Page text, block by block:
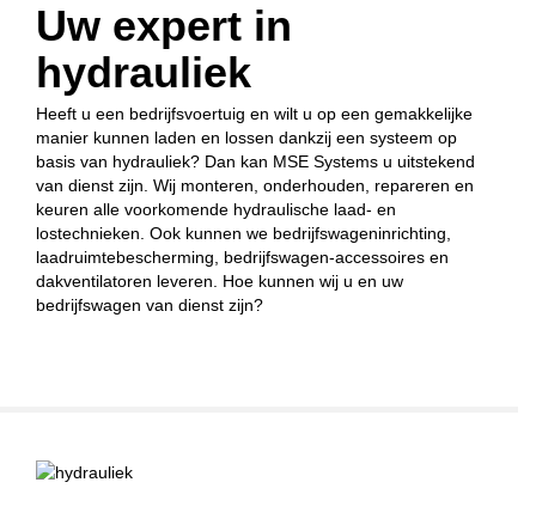
Uw expert in
hydrauliek
Heeft u een bedrijfsvoertuig en wilt u op een gemakkelijke
manier kunnen laden en lossen dankzij een systeem op
basis van hydrauliek? Dan kan MSE Systems u uitstekend
van dienst zijn. Wij monteren, onderhouden, repareren en
keuren alle voorkomende hydraulische laad- en
lostechnieken. Ook kunnen we bedrijfswageninrichting,
laadruimtebescherming, bedrijfswagen-accessoires en
dakventilatoren leveren. Hoe kunnen wij u en uw
bedrijfswagen van dienst zijn?